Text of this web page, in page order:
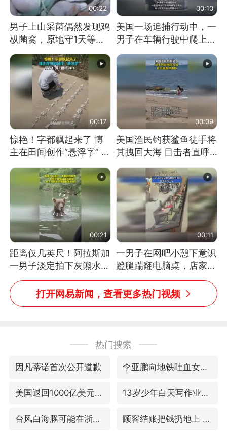
00:22
男子上山采菌偶然发现鸡
枞菌窝，原地守1天等它
长大：挖了140多朵
00:10
美国一场追捕行动中，一
男子在车辆行驶中爬上车
顶跳舞。（新京报）
00:17
惊艳！字都飘起来了 博
主在田间创作“悬浮字” 网
友：真·裸眼3D！
00:09
美国渔民钓获鲨鱼徒手将
其拽回大海 目击者直呼
震惊 （视频来源：参考
消息）
00:21
距离仅几英尺！阿拉斯加
一男子淡定拍下灰熊水中
捕食鲑鱼全程
00:11
一男子在网吧小憩下意识
蹬腿踹翻电脑桌，店家3
台显示器与机械臂损坏
打开网易新闻，查看更多热门视频
热门搜索
因凡蒂诺首次公开道歉 李亚鹏向地铁吐血女孩捐99999元
美国退回1000亿美元关税 13岁少年白天写作业晚上夜市炒粉
台风白海豚可能在浙江登陆 顾客结账把钱扔地上 服务员霸气扔回